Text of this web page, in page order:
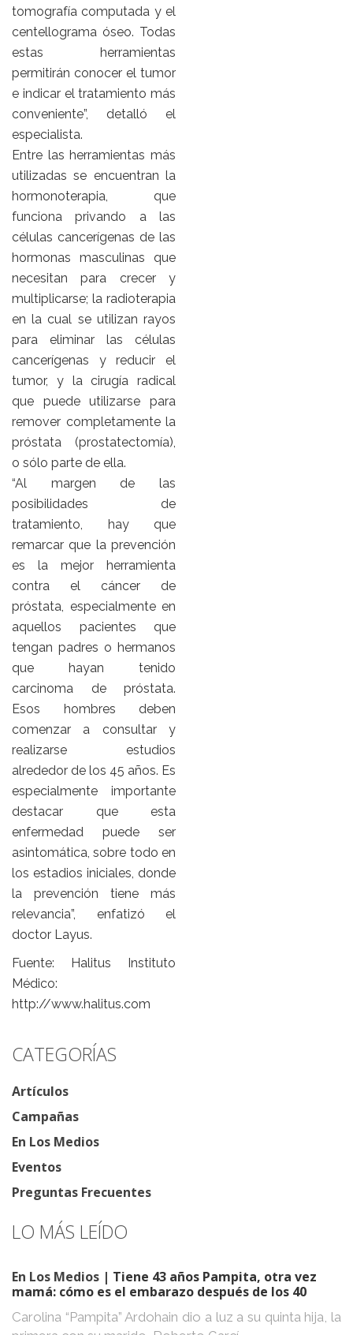
tomografía computada y el
centellograma óseo. Todas
estas herramientas
permitirán conocer el tumor
e indicar el tratamiento más
conveniente”, detalló el
especialista.
Entre las herramientas más
utilizadas se encuentran la
hormonoterapia, que
funciona privando a las
células cancerígenas de las
hormonas masculinas que
necesitan para crecer y
multiplicarse; la radioterapia
en la cual se utilizan rayos
para eliminar las células
cancerígenas y reducir el
tumor, y la cirugía radical
que puede utilizarse para
remover completamente la
próstata (prostatectomía),
o sólo parte de ella.
“Al margen de las
posibilidades de
tratamiento, hay que
remarcar que la prevención
es la mejor herramienta
contra el cáncer de
próstata, especialmente en
aquellos pacientes que
tengan padres o hermanos
que hayan tenido
carcinoma de próstata.
Esos hombres deben
comenzar a consultar y
realizarse estudios
alrededor de los 45 años. Es
especialmente importante
destacar que esta
enfermedad puede ser
asintomática, sobre todo en
los estadios iniciales, donde
la prevención tiene más
relevancia”, enfatizó el
doctor Layus.
Fuente: Halitus Instituto
Médico:
http://www.halitus.com
CATEGORÍAS
Artículos
Campañas
En Los Medios
Eventos
Preguntas Frecuentes
LO MÁS LEÍDO
En Los Medios | Tiene 43 años Pampita, otra vez
mamá: cómo es el embarazo después de los 40
Carolina “Pampita” Ardohain dio a luz a su quinta hija, la